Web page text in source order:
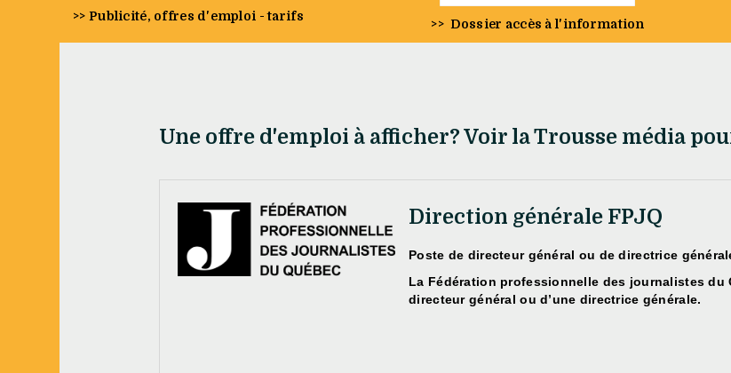
>> Publicité, offres d'emploi - tarifs
>> Dossier accès à l'information
Une offre d'emploi à afficher? Voir la Trousse média
Direction générale FPJQ
Poste de directeur général ou de directrice
La Fédération professionnelle des journalistes du
directeur général ou d’une directrice générale.